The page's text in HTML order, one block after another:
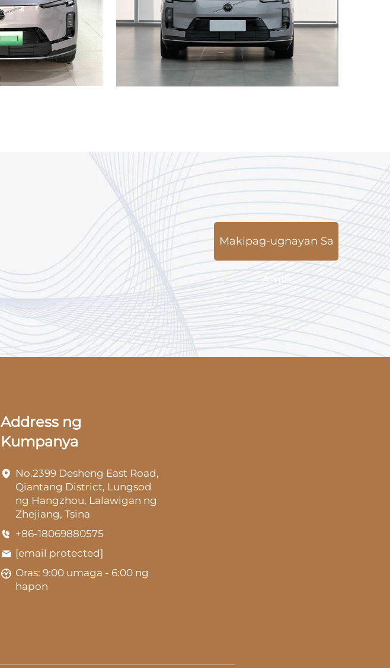
Makipag-ugnayan Sa
Amin
Address ng
Kumpanya
No.2399 Desheng East Road,
Qiantang District, Lungsod
ng Hangzhou, Lalawigan ng
Zhejiang, Tsina
+86-18069880575
[email protected]
Oras: 9:00 umaga - 6:00 ng
hapon